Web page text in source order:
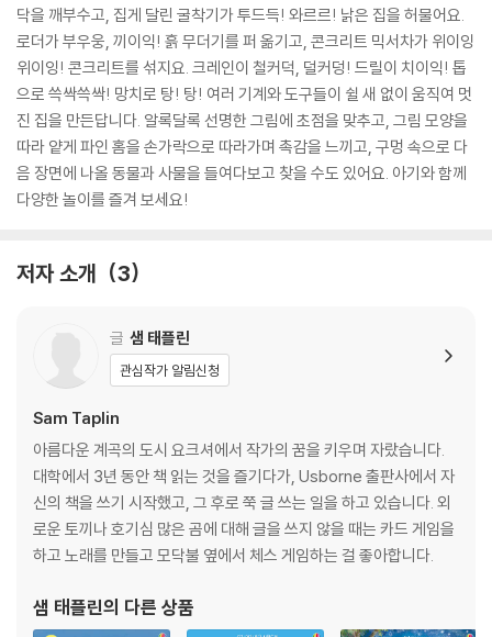
닥을 깨부수고, 집게 달린 굴착기가 투드득! 와르르! 낡은 집을 허물어요.
로더가 부우웅, 끼이익! 흙 무더기를 퍼 옮기고, 콘크리트 믹서차가 위이잉
위이잉! 콘크리트를 섞지요. 크레인이 철커덕, 덜커덩! 드릴이 치이익! 톱
으로 쓱싹쓱싹! 망치로 탕! 탕! 여러 기계와 도구들이 쉴 새 없이 움직여 멋
진 집을 만든답니다. 알록달록 선명한 그림에 초점을 맞추고, 그림 모양을
따라 얕게 파인 홈을 손가락으로 따라가며 촉감을 느끼고, 구멍 속으로 다
음 장면에 나올 동물과 사물을 들여다보고 찾을 수도 있어요. 아기와 함께
다양한 놀이를 즐겨 보세요!
저자 소개 3
글 샘 태플린
관심작가 알림신청
Sam Taplin
아름다운 계곡의 도시 요크셔에서 작가의 꿈을 키우며 자랐습니다.
대학에서 3년 동안 책 읽는 것을 즐기다가, Usborne 출판사에서 자
신의 책을 쓰기 시작했고, 그 후로 쭉 글 쓰는 일을 하고 있습니다. 외
로운 토끼나 호기심 많은 곰에 대해 글을 쓰지 않을 때는 카드 게임을
하고 노래를 만들고 모닥불 옆에서 체스 게임하는 걸 좋아합니다.
샘 태플린의 다른 상품